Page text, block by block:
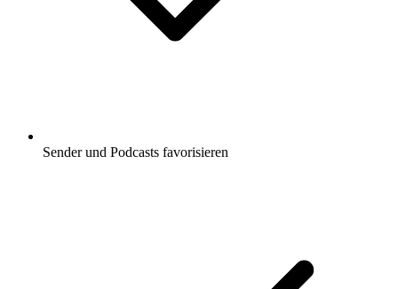
Sender und Podcasts favorisieren